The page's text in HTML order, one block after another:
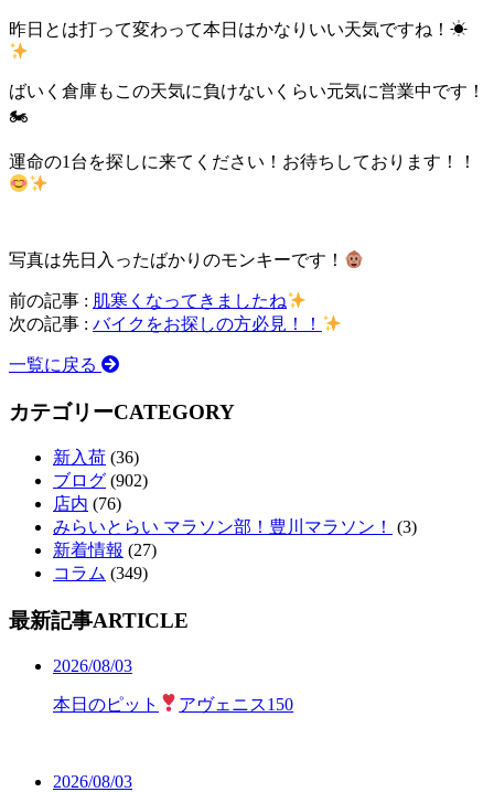
昨日とは打って変わって本日はかなりいい天気ですね！☀
ばいく倉庫もこの天気に負けないくらい元気に営業中です！
🏍
運命の1台を探しに来てください！お待ちしております！！
写真は先日入ったばかりのモンキーです！
前の記事 : 肌寒くなってきましたね
次の記事 : バイクをお探しの方必見！！
一覧に戻る
カテゴリーCATEGORY
新入荷 (36)
ブログ (902)
店内 (76)
みらいとらい マラソン部！豊川マラソン！
(3)
新着情報 (27)
コラム (349)
最新記事ARTICLE
2026/08/03
本日のピット アヴェニス150
2026/08/03